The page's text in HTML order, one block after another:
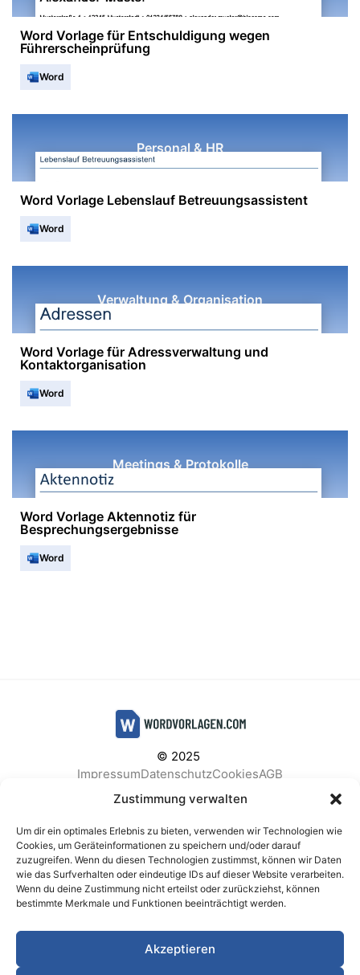
Zustimmung verwalten
Um dir ein optimales Erlebnis zu bieten, verwenden wir Technologien wie
Cookies, um Geräteinformationen zu speichern und/oder darauf
zuzugreifen. Wenn du diesen Technologien zustimmst, können wir Daten
wie das Surfverhalten oder eindeutige IDs auf dieser Website verarbeiten.
Wenn du deine Zustimmung nicht erteilst oder zurückziehst, können
bestimmte Merkmale und Funktionen beeinträchtigt werden.
Akzeptieren
Word Vorlage für Entschuldigung wegen
Führerscheinprüfung
Word
Personal & HR
Word Vorlage Lebenslauf Betreuungsassistent
Word
Verwaltung & Organisation
Word Vorlage für Adressverwaltung und
Kontaktorganisation
Word
Meetings & Protokolle
Word Vorlage Aktennotiz für
Besprechungsergebnisse
Word
© 2025
ImpressumDatenschutzCookiesAGB
Facebook
Instagram
BELIEBTE KATEGORIEN
Berichte & Analysen Business
Einkauf & Beschaffung
Gesundheit & Vorsorge